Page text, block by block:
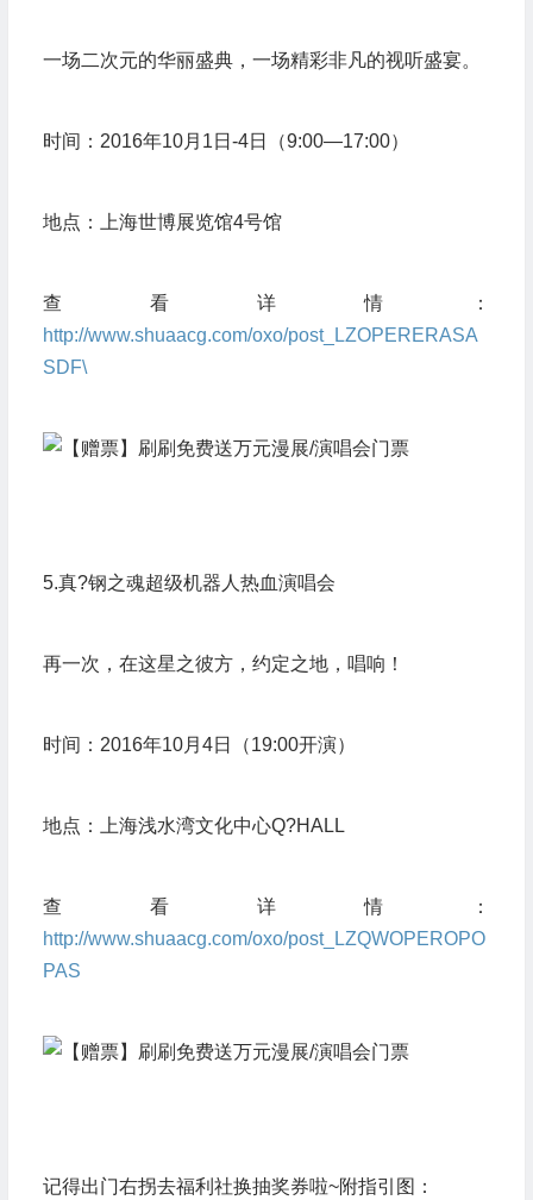
一场二次元的华丽盛典，一场精彩非凡的视听盛宴。
时间：2016年10月1日-4日（9:00—17:00）
地点：上海世博展览馆4号馆
查看详情：
http://www.shuaacg.com/oxo/post_LZOPERERASA
SDF\
5.真?钢之魂超级机器人热血演唱会
再一次，在这星之彼方，约定之地，唱响！
时间：2016年10月4日（19:00开演）
地点：上海浅水湾文化中心Q?HALL
查看详情：
http://www.shuaacg.com/oxo/post_LZQWOPEROPO
PAS
记得出门右拐去福利社换抽奖券啦~附指引图：